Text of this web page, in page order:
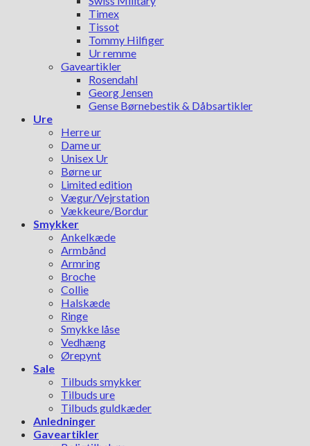
Timex
Tissot
Tommy Hilfiger
Ur remme
Gaveartikler
Rosendahl
Georg Jensen
Gense Børnebestik & Dåbsartikler
Ure
Herre ur
Dame ur
Unisex Ur
Børne ur
Limited edition
Vægur/Vejrstation
Vækkeure/Bordur
Smykker
Ankelkæde
Armbånd
Armring
Broche
Collie
Halskæde
Ringe
Smykke låse
Vedhæng
Ørepynt
Sale
Tilbuds smykker
Tilbuds ure
Tilbuds guldkæder
Anledninger
Gaveartikler